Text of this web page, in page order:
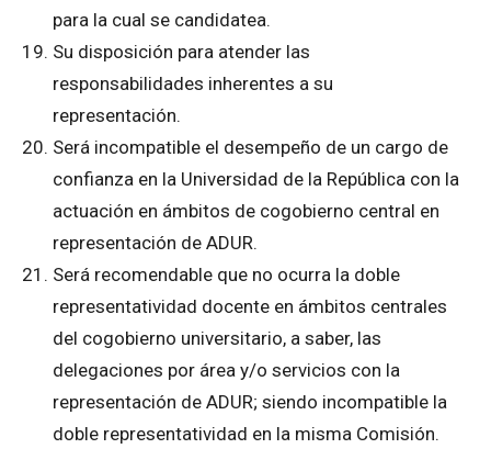
para la cual se candidatea.
Su disposición para atender las
responsabilidades inherentes a su
representación.
Será incompatible el desempeño de un cargo de
confianza en la Universidad de la República con la
actuación en ámbitos de cogobierno central en
representación de ADUR.
Será recomendable que no ocurra la doble
representatividad docente en ámbitos centrales
del cogobierno universitario, a saber, las
delegaciones por área y/o servicios con la
representación de ADUR; siendo incompatible la
doble representatividad en la misma Comisión.